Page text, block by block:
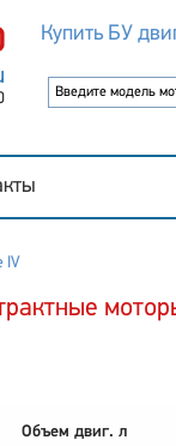
Купить БУ
IV
Объем двиг. л